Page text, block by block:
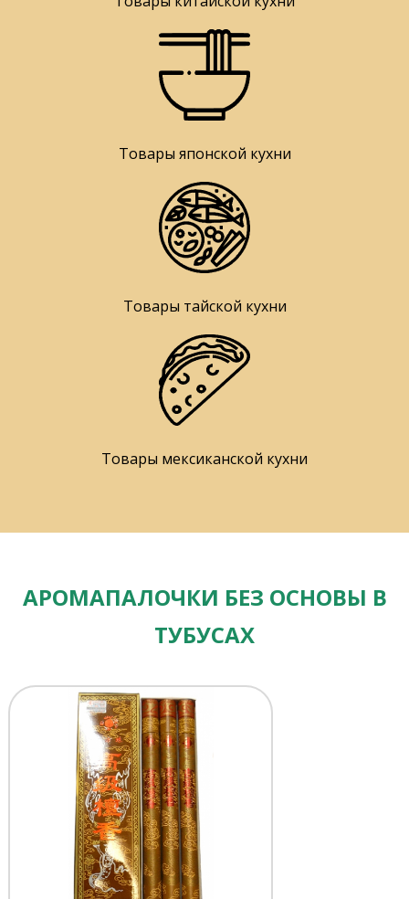
Товары японской кухни
Товары тайской кухни
Товары мексиканской кухни
АРОМАПАЛОЧКИ БЕЗ ОСНОВЫ В
ТУБУСАХ